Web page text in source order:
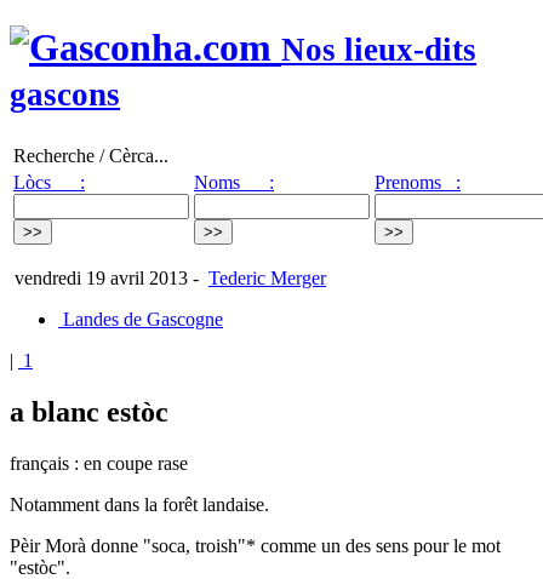
Nos lieux-dits
gascons
Recherche / Cèrca...
Lòcs :
Noms : Prenoms :
vendredi 19 avril 2013 - Tederic Merger
Landes de Gascogne
| 1
a blanc estòc
français : en coupe rase
Notamment dans la forêt landaise.
Pèir Morà donne "soca, troish"* comme un des sens pour le mot
"estòc".